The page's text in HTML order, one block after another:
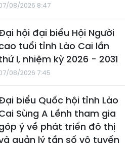
08/2026 8:47
hội đại biểu Hội Người
tuổi tỉnh Lào Cai lần
I, nhiệm kỳ 2026 - 2031
08/2026 7:45
biểu Quốc hội tỉnh Lào
Sùng A Lềnh tham gia
ý về phát triển đô thị
quản lý tần số vô tuyến